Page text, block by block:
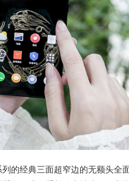
的经典三面超窄边的无额头全